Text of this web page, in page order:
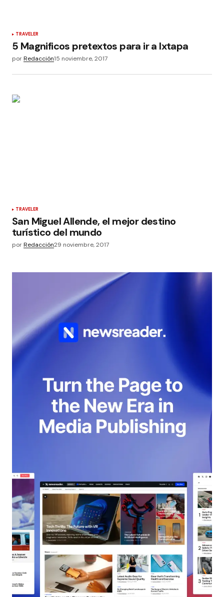
TRAVELER
5 Magnificos pretextos para ir a Ixtapa
porRedacción15 noviembre, 2017
TRAVELER
San Miguel Allende, el mejor destino
turístico del mundo
porRedacción29 noviembre, 2017